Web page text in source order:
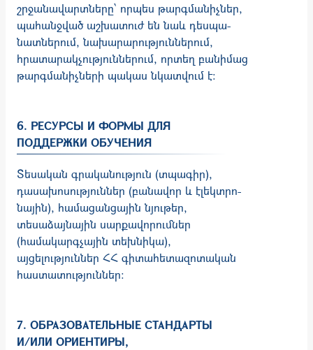
շրջանավարտները՝ որպես թարգմանիչներ,
պահանջված աշխատուժ են նաև դեսպա­
նատներում, նախարարություններում,
հրատարակչութ­յուններում, որ­տեղ բանիմաց
թարգմանիչների պակաս նկատվում է:
6. РЕСУРСЫ И ФОРМЫ ДЛЯ
ПОДДЕРЖКИ ОБУЧЕНИЯ
Տեսական գրականություն (տպագիր),
դասախոսություններ (բանավոր և էլեկտրո­
նա­յին), համացանցային նյութեր,
տեսաձայնային սարքավորումներ
(համակարգչային տեխնիկա),
այցելություններ ՀՀ գիտահետա­զո­տական
հաստատություններ:
7. ОБРАЗОВАТЕЛЬНЫЕ СТАНДАРТЫ
И/ИЛИ ОРИЕНТИРЫ,